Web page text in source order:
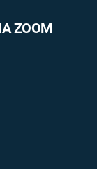
ZOOM